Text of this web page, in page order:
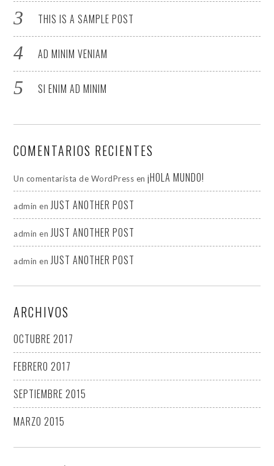
THIS IS A SAMPLE POST
AD MINIM VENIAM
SI ENIM AD MINIM
COMENTARIOS RECIENTES
Un comentarista de WordPress en¡HOLA MUNDO!
admin enJUST ANOTHER POST
admin enJUST ANOTHER POST
admin enJUST ANOTHER POST
ARCHIVOS
OCTUBRE 2017
FEBRERO 2017
SEPTIEMBRE 2015
MARZO 2015